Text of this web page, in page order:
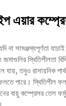
এয়ার
না সামঞ্জস্যপূর্ণতা
জমাগুলির স্থিতিশীলতা
যায়, তবুও রাসায়নিক
পারে। স্থিতিশীল
বায়ু কম্প্রেসর তেল